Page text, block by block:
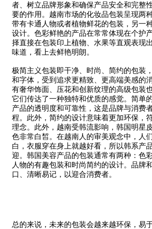
者、树立品牌形象和确保产品安全和完整
要的作用。越南市场的化妆品包装呈现两
带有卡通人物或者植物鲜花的包装，另一
设计。色彩鲜艳的产品在常常体现在个护
择直接在包装印上植物、水果等直观表现
味道，看上去鲜艳明朗。
极简主义包装即干净、时尚、简约的包装
和字体，受到追求更精致、更高端美感的
有奢华饰面、压花和创新纹理的高级包装
它们传达了一种独特和优质的感觉。简单
产品的透明度和可靠性，这是品牌与消费
程。此外，简约的设计意味着更加环保，
理念。此外，越南受韩流影响，韩国明星
色非常白皙。在越南人的审美观念中，人
白，衣服穿在身上就越好看，所以韩系产
迎。韩国美容产品的包装通常有两种：色
人物的有趣包装和时尚简约的设计。品牌
口、清晰易记，以迎合消费者。
总的来说，未来的包装会越来越环保，易